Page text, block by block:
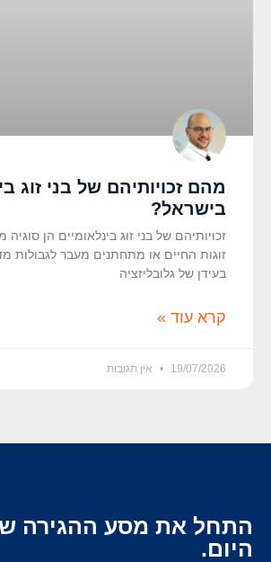
מהם זכויותיהם של בני זוג
בישראל?
זכויותיהם של בני זוג בינלאומיים הן סוגיה
זוגות החיים או מתחתנים מעבר לגבולות
בעידן של גלובליזציה
קרא עוד »
19/07/2026 אין תגובות
התחל את מסע ההגירה
היום.